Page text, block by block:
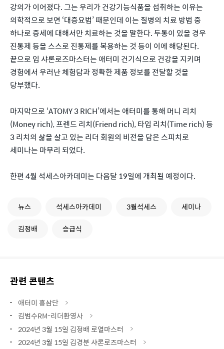
강의가 이어졌다. 그는 우리가 건강기능식품을 섭취하는 이유는
의학적으로 보면 ‘대증요법’ 때문인데 이는 질병의 치료 방법 중
하나로 증세에 대해서만 치료하는 것을 말한다. 두통이 있을 경우
진통제 등을 스스로 진통제를 복용하는 것 등이 이에 해당된다.
끝으로 임 샤론로즈마스터는 애터미 건기식으로 건강을 지키며
경험에서 우러난 체험담과 정확한 제품 정보를 전달할 것을
당부했다.
마지막으로 ‘ATOMY 3 RICH’에서는 애터미를 통해 머니 리치
(Money rich), 프렌드 리치(Friend rich), 타임 리치(Time rich) 등
3 리치의 삶을 살고 있는 리더 회원의 비전을 담은 스피치로
세미나는 마무리 되었다.
한편 4월 석세스아카데미는 다음달 19일에 개최될 예정이다.
뉴스 석세스아카데미 3월석세스
세미나
김정배
승급식
관련 콘텐츠
애터미 홍삼단
김범수RM-리더환영사
2024년 3월 15일 김정배 로열마스터
2024년 3월 15일 김경분 샤론로즈마스터